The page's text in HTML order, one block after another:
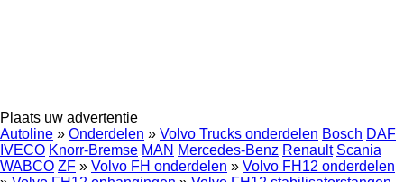
Plaats uw advertentie
Autoline » Onderdelen » Volvo Trucks onderdelen Bosch DAF
IVECO Knorr-Bremse MAN Mercedes-Benz Renault Scania
WABCO ZF » Volvo FH onderdelen » Volvo FH12 onderdelen